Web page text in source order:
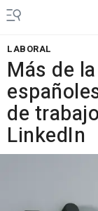
LABORAL
Más de
de
LinkedIn